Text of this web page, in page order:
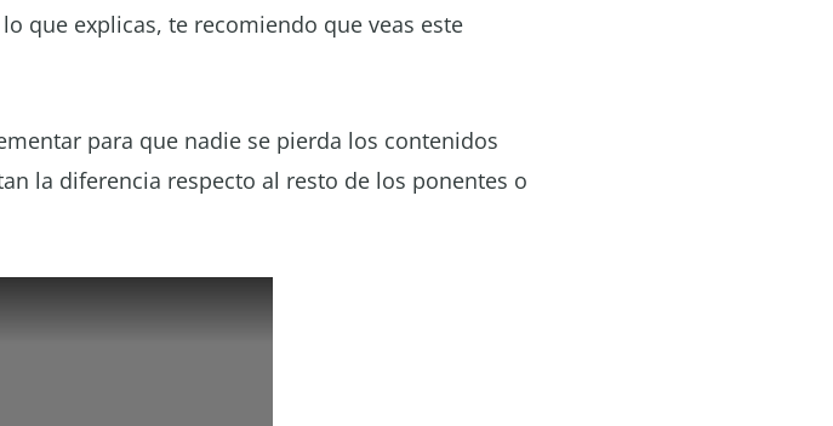
que explicas, te recomiendo que veas este
para que nadie se pierda los contenidos
la diferencia respecto al resto de los ponentes o